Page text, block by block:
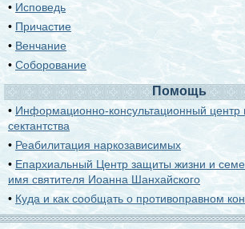
• Исповедь
• Причастие
• Венчание
•Соборование
Помощь
• Информационно-консультационный центр
сектантства
• Реабилитация наркозависимых
• Епархиальный Центр защиты жизни и
имя святителя Иоанна Шанхайского
• Куда и как сообщать о противоправном